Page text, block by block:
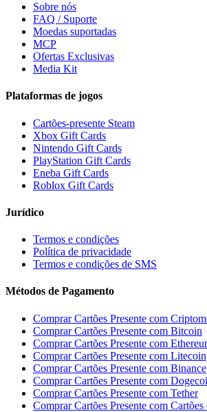
Sobre nós
FAQ / Suporte
Moedas suportadas
MCP
Ofertas Exclusivas
Media Kit
Plataformas de jogos
Cartões-presente Steam
Xbox Gift Cards
Nintendo Gift Cards
PlayStation Gift Cards
Eneba Gift Cards
Roblox Gift Cards
Jurídico
Termos e condições
Política de privacidade
Termos e condições de SMS
Métodos de Pagamento
Comprar Cartões Presente com
Comprar Cartões Presente com Bitcoin
Comprar Cartões Presente com
Comprar Cartões Presente com Litecoin
Comprar Cartões Presente com Binance
Comprar Cartões Presente com
Comprar Cartões Presente com Tether
Comprar Cartões Presente com